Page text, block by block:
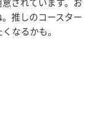
推しのコースター
なるかも。